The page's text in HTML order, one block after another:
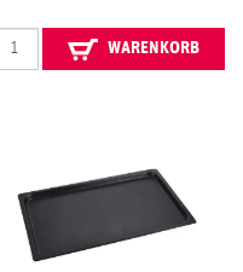
WARENKORB